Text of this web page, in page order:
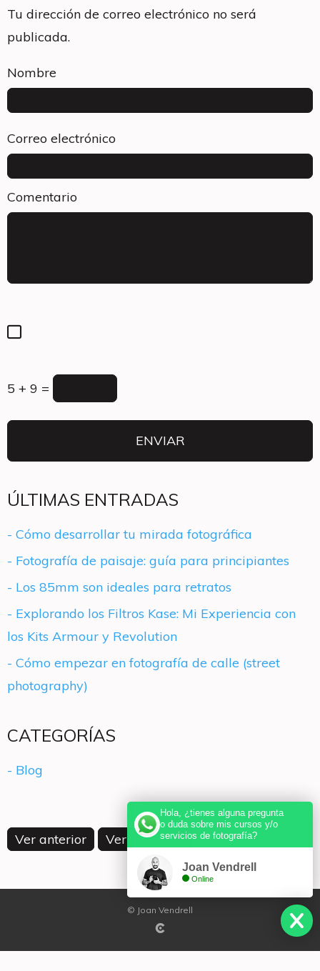
Tu dirección de correo electrónico no será
publicada.
Nombre
Correo electrónico
Comentario
5 + 9 =
ÚLTIMAS ENTRADAS
- Cómo desarrollar tu mirada fotográfica
- Fotografía de paisaje: guía para principiantes
- Los 85mm son ideales para retratos
- Explorando los Filtros Kase: Mi Experiencia con
los Kits Armour y Revolution
- Cómo empezar en fotografía de calle (street
photography)
CATEGORÍAS
- Blog
Ver anterior Ver siguiente
© Joan Vendrell
Hola, ¿tienes alguna pregunta
o duda sobre mis cursos y/o
servicios de fotografía?
Joan Vendrell
Online